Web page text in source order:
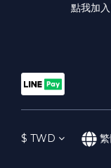
點我加
$ TWD